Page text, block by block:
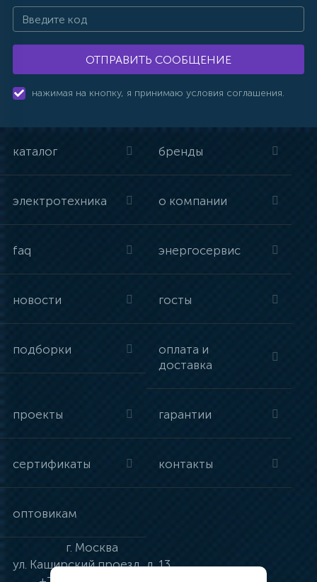
ОТПРАВИТЬ СООБЩЕНИЕ
нажимая на кнопку, я принимаю условия соглашения.
каталог бренды
электротехника о компании
faq энергосервис
новости госты
подборки
оплата и
доставка
проекты гарантии
сертификаты контакты
оптовикам
г. Москва
ул. Каширский проезд, д. 13